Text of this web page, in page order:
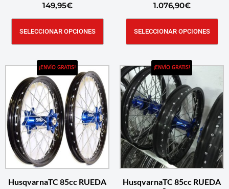
149,95€
SELECCIONAR OPCIONES
1.076,90€
SELECCIONAR OPCIONES
¡ENVÍO GRATIS!
HusqvarnaTC 85cc RUEDA
¡ENVÍO GRATIS!
HusqvarnaTC 85cc RUEDA